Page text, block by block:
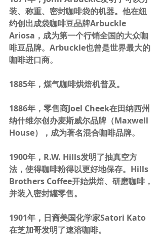
装、称重、密封咖啡袋的机器。他在纽
约创出成袋咖啡豆品牌Arbuckle
Ariosa，成为第一个行销全国的大众咖
啡豆品牌。Arbuckle也曾是世界最大的
咖啡进口商。
1885年，煤气咖啡烘焙机普及。
1886年，零售商Joel Cheek在田纳西州
纳什维尔创办麦斯威尔品牌（Maxwell
House），成为著名混合咖啡品牌。
1900年，R.W. Hills发明了抽真空方
法，使得咖啡粉得以更好地保存。Hills
Brothers Coffee开始烘焙、研磨咖啡，
并装入密封罐零售。
1901年，日裔美国化学家Satori Kato
在芝加哥发明了速溶咖啡。